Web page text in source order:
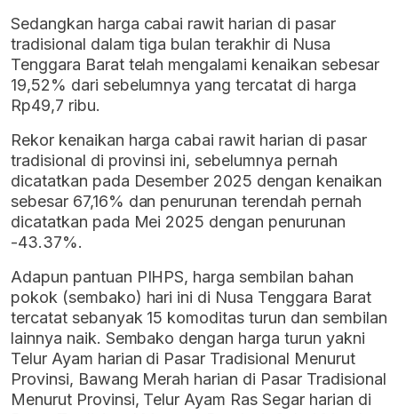
Sedangkan harga cabai rawit harian di pasar
tradisional dalam tiga bulan terakhir di Nusa
Tenggara Barat telah mengalami kenaikan sebesar
19,52% dari sebelumnya yang tercatat di harga
Rp49,7 ribu.
Rekor kenaikan harga cabai rawit harian di pasar
tradisional di provinsi ini, sebelumnya pernah
dicatatkan pada Desember 2025 dengan kenaikan
sebesar 67,16% dan penurunan terendah pernah
dicatatkan pada Mei 2025 dengan penurunan
-43.37%.
Adapun pantuan PIHPS, harga sembilan bahan
pokok (sembako) hari ini di Nusa Tenggara Barat
tercatat sebanyak 15 komoditas turun dan sembilan
lainnya naik. Sembako dengan harga turun yakni
Telur Ayam harian di Pasar Tradisional Menurut
Provinsi, Bawang Merah harian di Pasar Tradisional
Menurut Provinsi, Telur Ayam Ras Segar harian di